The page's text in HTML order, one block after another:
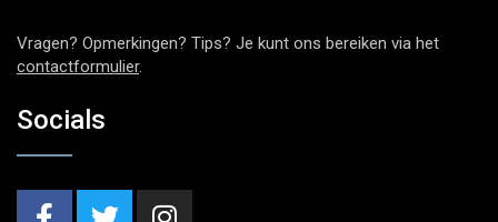
Vragen? Opmerkingen? Tips? Je kunt ons bereiken via het
contactformulier.
Socials